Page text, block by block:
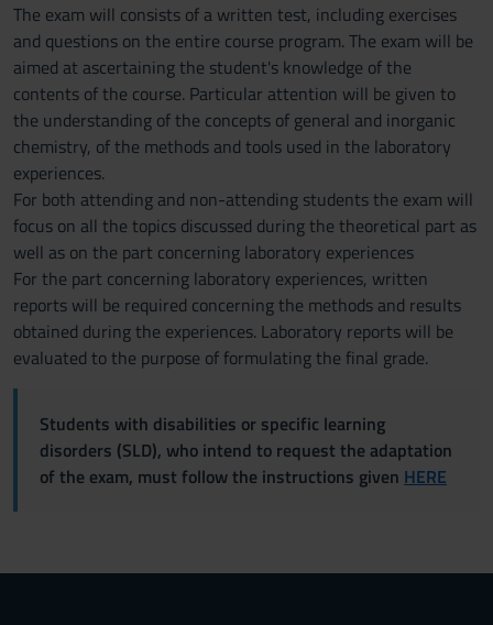
The exam will consists of a written test, including exercises
and questions on the entire course program. The exam will be
aimed at ascertaining the student's knowledge of the
contents of the course. Particular attention will be given to
the understanding of the concepts of general and inorganic
chemistry, of the methods and tools used in the laboratory
experiences.
For both attending and non-attending students the exam will
focus on all the topics discussed during the theoretical part as
well as on the part concerning laboratory experiences
For the part concerning laboratory experiences, written
reports will be required concerning the methods and results
obtained during the experiences. Laboratory reports will be
evaluated to the purpose of formulating the final grade.
Students with disabilities or specific learning
disorders (SLD), who intend to request the adaptation
of the exam, must follow the instructions given HERE